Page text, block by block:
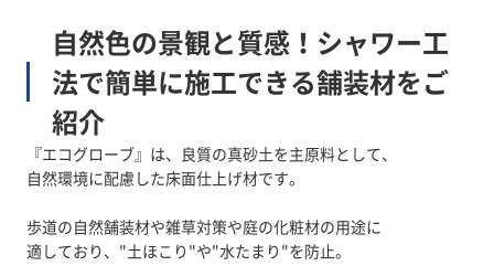
自然色の景観と質感！シャワー工
法で簡単に施工できる舗装材をご
紹介
『エコグローブ』は、良質の真砂土を主原料として、
自然環境に配慮した床面仕上げ材です。
歩道の自然舗装材や雑草対策や庭の化粧材の用途に
適しており、"土ほこり"や"水たまり"を防止。